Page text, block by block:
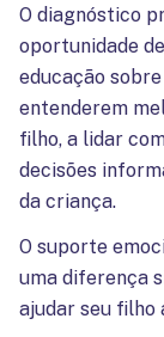
O diagnóstico
oportunidade
educação
entenderem
filho, a lidar
decisões
da criança.
O suporte
uma diferença
ajudar seu filho